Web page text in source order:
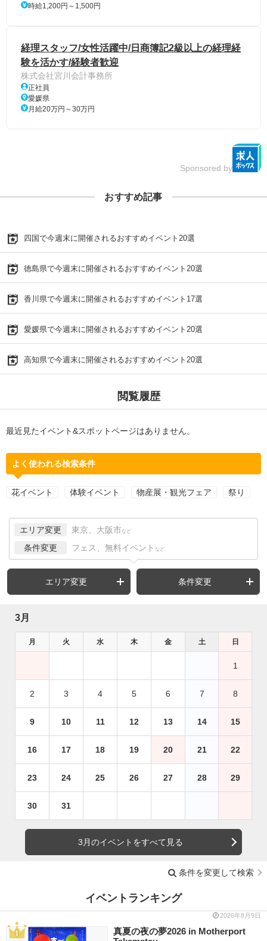
時給1,200円～1,500円
経理スタッフ/女性活躍中/日商簿記2級以上の経理経
験を活かす/経験者歓迎
株式会社宮川会計事務所
正社員
愛媛県
月給20万円～30万円
Sponsored by
おすすめ記事
四国で今週末に開催されるおすすめイベント20選
徳島県で今週末に開催されるおすすめイベント20選
香川県で今週末に開催されるおすすめイベント17選
愛媛県で今週末に開催されるおすすめイベント20選
高知県で今週末に開催されるおすすめイベント20選
閲覧履歴
最近見たイベント&スポットページはありません。
よく使われる検索条件
花イベント 体験イベント 物産展・観光フェア 祭り
エリア変更 東京、大阪市 など
条件変更 フェス、無料イベント など
エリア変更 条件変更
3月
月 火 水 木 金 土 日
1
2 3 4 5 6 7 8
9 10 11 12 13 14 15
16 17 18 19 20 21 22
23 24 25 26 27 28 29
30 31
3月のイベントをすべて見る
条件を変更して検索
イベントランキング
2026年8月9日
真夏の夜の夢2026 in Motherport